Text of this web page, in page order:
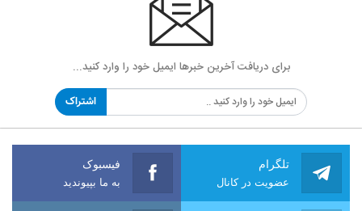
برای دریافت آخرین خبرها ایمیل خود را وارد کنید...
اشتراک
تلگرام
عضویت در کانال
فیسبوک
به ما بپیوندید